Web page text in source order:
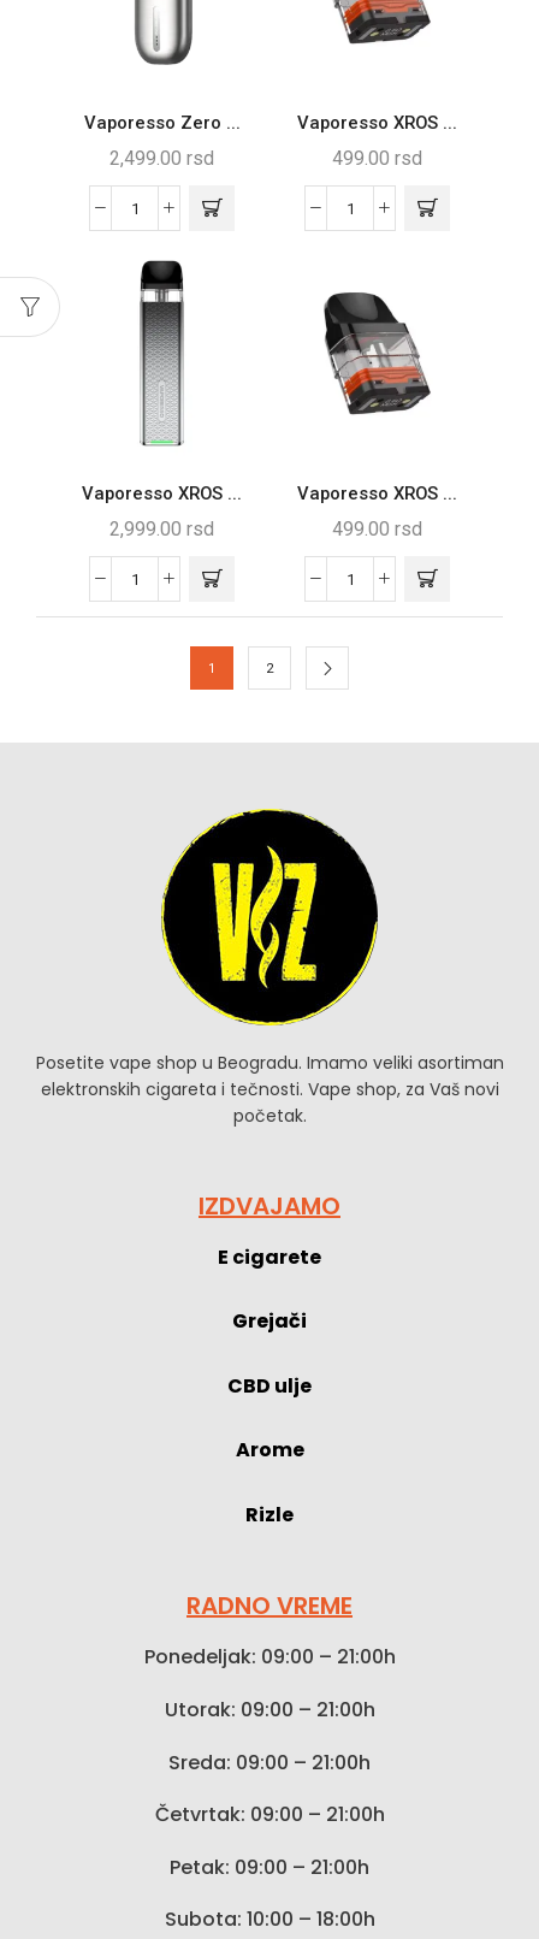
Vaporesso Zero ...
2,499.00 rsd
Vaporesso XROS ...
499.00 rsd
Vaporesso XROS ...
2,999.00 rsd
Vaporesso XROS ...
499.00 rsd
1 2
Posetite vape shop u Beogradu. Imamo veliki asortiman
elektronskih cigareta i tečnosti. Vape shop, za Vaš novi
početak.
IZDVAJAMO
E cigarete
Grejači
CBD ulje
Arome
Rizle
RADNO VREME
Ponedeljak: 09:00 – 21:00h
Utorak: 09:00 – 21:00h
Sreda: 09:00 – 21:00h
Četvrtak: 09:00 – 21:00h
Petak: 09:00 – 21:00h
Subota: 10:00 – 18:00h